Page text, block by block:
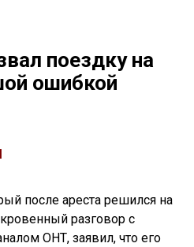
поездку на
ошибкой
после ареста решился на
разговор с
ОНТ, заявил, что его